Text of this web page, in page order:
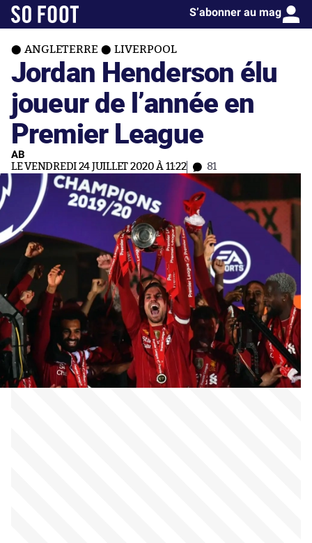
S’abonner au mag
ANGLETERRE LIVERPOOL
Jordan Henderson élu
joueur de l’année en
Premier League
AB
LE VENDREDI 24 JUILLET 2020 À 11:22 81